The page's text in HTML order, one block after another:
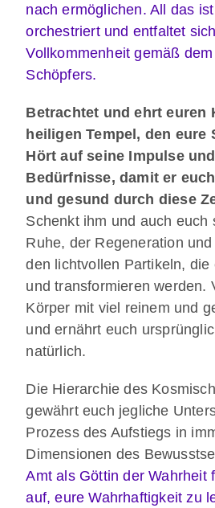
nach ermöglichen. All das
orchestriert und entfaltet
Vollkommenheit gemäß
Schöpfers.
Betrachtet und ehrt euren
heiligen Tempel, den eure
Hört auf seine Impulse
Bedürfnisse, damit er
und gesund durch diese
Schenkt ihm und auch euch
Ruhe, der Regeneration
den lichtvollen Partikeln, die
und transformieren werden.
Körper mit viel reinem und
und ernährt euch
natürlich.
Die Hierarchie des
gewährt euch jegliche
Prozess des Aufstiegs in
Dimensionen des
Amt als Göttin der Wahrheit
auf, eure Wahrhaftigkeit zu